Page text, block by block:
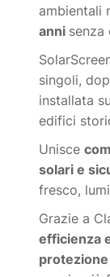
ambientali
anni senza
singoli,
installata
edifici
Unisce
solari e
fresco,
Grazie a
efficienza